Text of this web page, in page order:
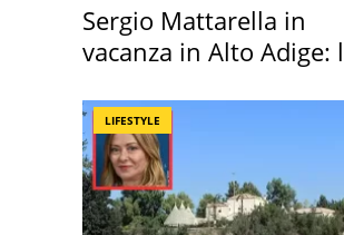
Sergio Mattarella in
vacanza in Alto Adige:
LIFESTYLE